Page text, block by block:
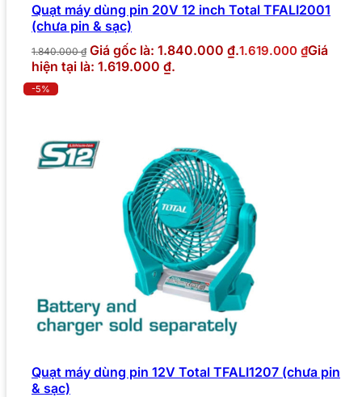
Quạt máy dùng pin 20V 12 inch Total TFALI2001
(chưa pin & sạc)
1.840.000₫ Giá gốc là: 1.840.000 ₫.1.619.000 ₫Giá
hiện tại là: 1.619.000 ₫.
-5%
Quạt máy dùng pin 12V Total TFALI1207 (chưa pin
& sạc)